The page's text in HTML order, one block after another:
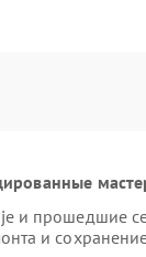
и прошедшие
и